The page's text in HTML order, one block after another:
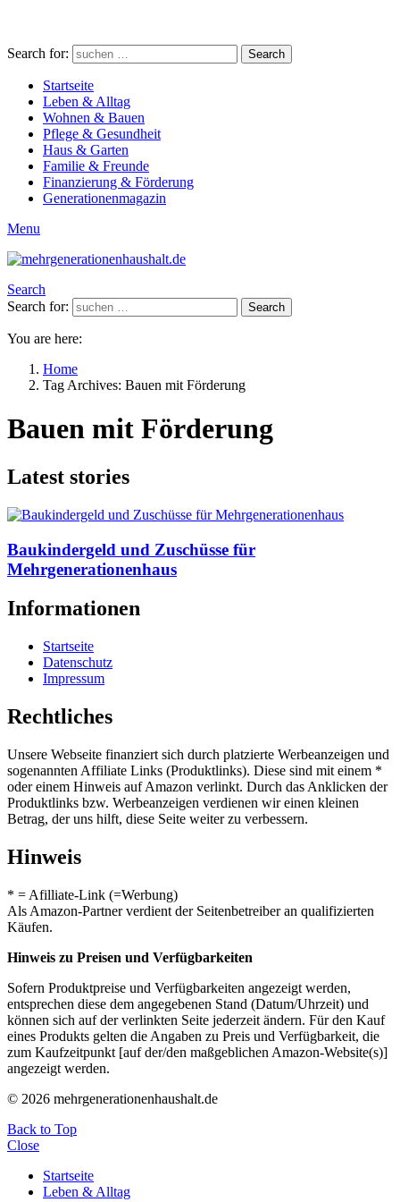
Search for: Search
Startseite
Leben & Alltag
Wohnen & Bauen
Pflege & Gesundheit
Haus & Garten
Familie & Freunde
Finanzierung & Förderung
Generationenmagazin
Menu
Search
Search for:
Search
You are here:
Home
Tag Archives: Bauen mit Förderung
Bauen mit Förderung
Latest stories
Baukindergeld und Zuschüsse für
Mehrgenerationenhaus
Informationen
Startseite
Datenschutz
Impressum
Rechtliches
Unsere Webseite finanziert sich durch platzierte Werbeanzeigen und
sogenannten Affiliate Links (Produktlinks). Diese sind mit einem *
oder einem Hinweis auf Amazon verlinkt. Durch das Anklicken der
Produktlinks bzw. Werbeanzeigen verdienen wir einen kleinen
Betrag, der uns hilft, diese Seite weiter zu verbessern.
Hinweis
* = Afilliate-Link (=Werbung)
Als Amazon-Partner verdient der Seitenbetreiber an qualifizierten
Käufen.
Hinweis zu Preisen und Verfügbarkeiten
Sofern Produktpreise und Verfügbarkeiten angezeigt werden,
entsprechen diese dem angegebenen Stand (Datum/Uhrzeit) und
können sich auf der verlinkten Seite jederzeit ändern. Für den Kauf
eines Produkts gelten die Angaben zu Preis und Verfügbarkeit, die
zum Kaufzeitpunkt [auf der/den maßgeblichen Amazon-Website(s)]
angezeigt werden.
© 2026 mehrgenerationenhaushalt.de
Back to Top
Close
Startseite
Leben & Alltag